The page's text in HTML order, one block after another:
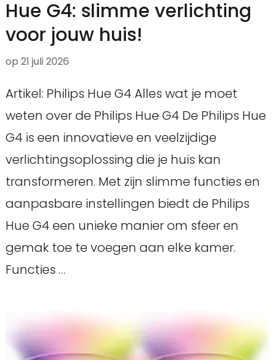
Hue G4: slimme verlichting
voor jouw huis!
op 21 juli 2026
Artikel: Philips Hue G4 Alles wat je moet
weten over de Philips Hue G4 De Philips Hue
G4 is een innovatieve en veelzijdige
verlichtingsoplossing die je huis kan
transformeren. Met zijn slimme functies en
aanpasbare instellingen biedt de Philips
Hue G4 een unieke manier om sfeer en
gemak toe te voegen aan elke kamer.
Functies …